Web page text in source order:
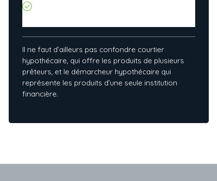
Il ne faut d’ailleurs pas confondre courtier
hypothécaire, qui offre les produits de plusieurs
prêteurs, et le démarcheur hypothécaire qui
représente les produits d’une seule institution
financière.